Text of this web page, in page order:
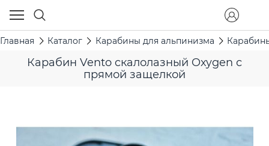
Главная Каталог Карабины для альпинизма
Карабин Vento cкалолазный Oxygen с
прямой защелкой